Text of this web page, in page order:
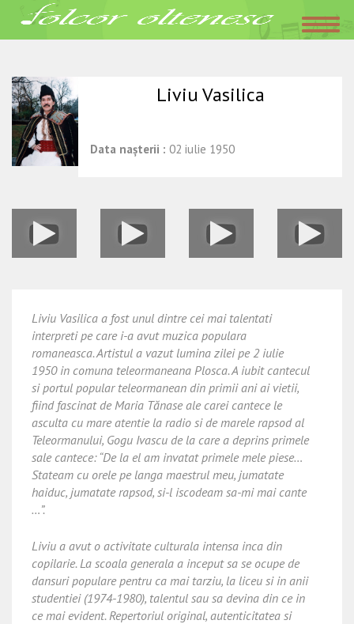
Acasa»Interpreti»Liviu Vasilica
Folclor Oltenesc
Liviu Vasilica
Data nașterii : 02 iulie 1950
Liviu Vasilica a fost unul dintre cei mai talentati
interpreti pe care i-a avut muzica populara
romaneasca. Artistul a vazut lumina zilei pe 2 iulie
1950 in comuna teleormaneana Plosca. A iubit cantecul
si portul popular teleormanean din primii ani ai vietii,
fiind fascinat de Maria Tănase ale carei cantece le
asculta cu mare atentie la radio si de marele rapsod al
Teleormanului, Gogu Ivascu de la care a deprins primele
sale cantece: “De la el am invatat primele mele piese…
Stateam cu orele pe langa maestrul meu, jumatate
haiduc, jumatate rapsod, si-l iscodeam sa-mi mai cante
…”.
Liviu a avut o activitate culturala intensa inca din
copilarie. La scoala generala a inceput sa se ocupe de
dansuri populare pentru ca mai tarziu, la liceu si in anii
studentiei (1974-1980), talentul sau sa devina din ce in
ce mai evident. Repertoriul original, autenticitatea si